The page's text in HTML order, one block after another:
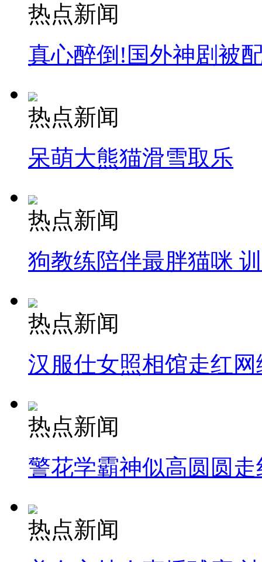
热点新闻
真心醉倒!国外神剧被
热点新闻
呆萌大熊猫滑雪取乐
热点新闻
狗教练陪伴最胖猫咪
热点新闻
汉服仕女照相馆走红网
热点新闻
警花学霸神似高圆圆走
热点新闻